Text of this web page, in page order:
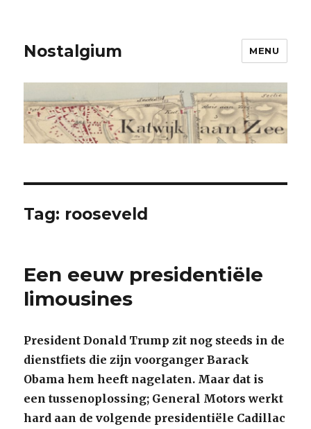
Nostalgium MENU
Tag: rooseveld
Een eeuw presidentiële
limousines
President Donald Trump zit nog steeds in de
dienstfiets die zijn voorganger Barack
Obama hem heeft nagelaten. Maar dat is
een tussenoplossing; General Motors werkt
hard aan de volgende presidentiële Cadillac